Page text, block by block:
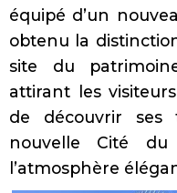
équipé d’un
obtenu la
site du
attirant les
de découvrir ses
nouvelle Cité
l’atmosphère